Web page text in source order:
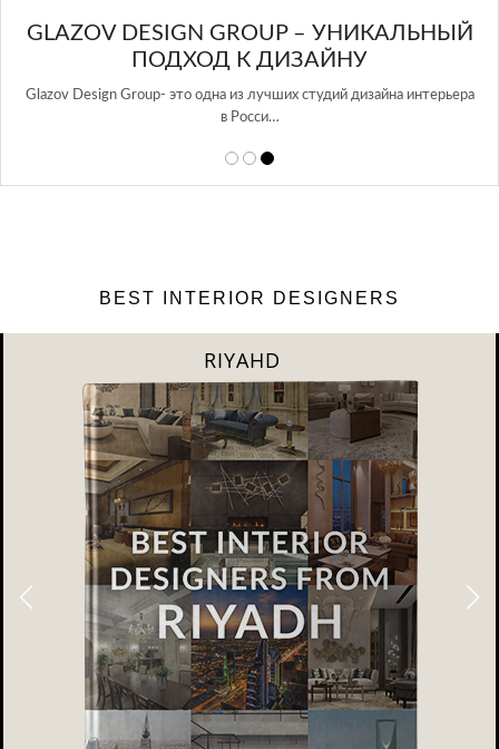
DESIGN GROUP – УНИКАЛЬНЫЙ
ПОДХОД К ДИЗАЙНУ
Group- это одна из лучших студий дизайна интерьера
Японские
BEST INTERIOR DESIGNERS
RIYAHD